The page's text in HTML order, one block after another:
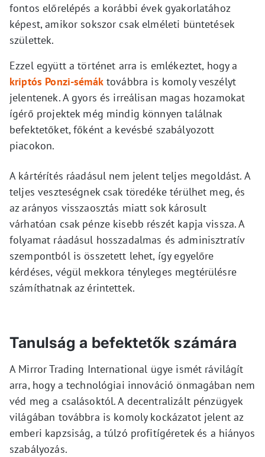
fontos előrelépés a korábbi évek gyakorlatához
képest, amikor sokszor csak elméleti büntetések
születtek.
Ezzel együtt a történet arra is emlékeztet, hogy a
kriptós Ponzi-sémáktovábbra is komoly veszélyt
jelentenek. A gyors és irreálisan magas hozamokat
ígérő projektek még mindig könnyen találnak
befektetőket, főként a kevésbé szabályozott
piacokon.
A kártérítés ráadásul nem jelent teljes megoldást. A
teljes veszteségnek csak töredéke térülhet meg, és
az arányos visszaosztás miatt sok károsult
várhatóan csak pénze kisebb részét kapja vissza. A
folyamat ráadásul hosszadalmas és adminisztratív
szempontból is összetett lehet, így egyelőre
kérdéses, végül mekkora tényleges megtérülésre
számíthatnak az érintettek.
Tanulság a befektetők számára
A Mirror Trading International ügye ismét rávilágít
arra, hogy a technológiai innováció önmagában nem
véd meg a csalásoktól. A decentralizált pénzügyek
világában továbbra is komoly kockázatot jelent az
emberi kapzsiság, a túlzó profitígéretek és a hiányos
szabályozás.